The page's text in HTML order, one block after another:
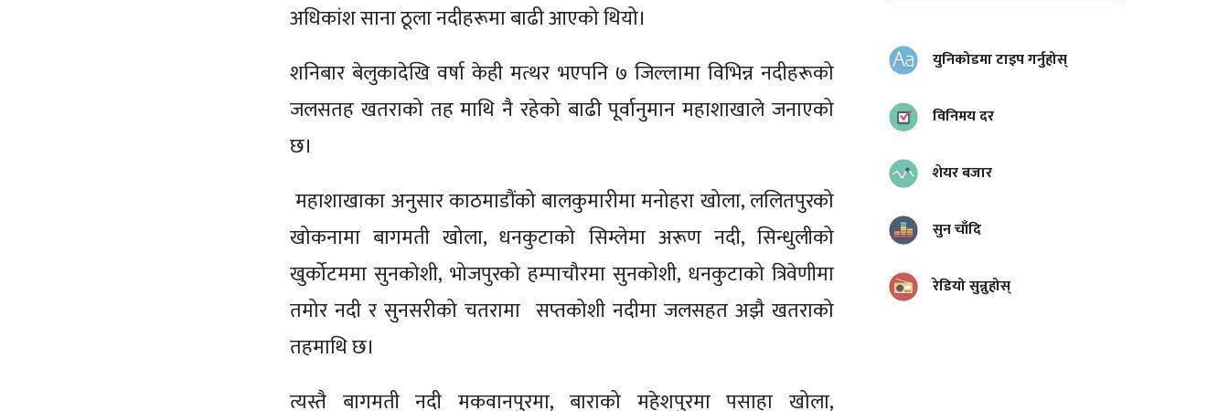
अधिकांश साना ठूला नदीहरूमा बाढी आएको थियो।
शनिबार बेलुकादेखि वर्षा केही मत्थर भएपनि ७ जिल्लामा विभिन्न नदीहरूको
जलसतह खतराको तह माथि नै रहेको बाढी पूर्वानुमान महाशाखाले जनाएको
छ।
महाशाखाका अनुसार काठमाडौंको बालकुमारीमा मनोहरा खोला, ललितपुरको
खोकनामा बागमती खोला, धनकुटाको सिम्लेमा अरूण नदी, सिन्धुलीको
खुर्कोटममा सुनकोशी, भोजपुरको हम्पाचौरमा सुनकोशी, धनकुटाको त्रिवेणीमा
तमोर नदी र सुनसरीको चतरामा सप्तकोशी नदीमा जलसहत अझै खतराको
तहमाथि छ।
त्यस्तै बागमती नदी मकवानपुरमा, बाराको महेशपुरमा पसाहा खोला,
युनिकोडमा टाइप गर्नुहोस्
विनिमय दर
शेयर बजार
सुन चाँदि
रेडियो सुन्नुहोस्